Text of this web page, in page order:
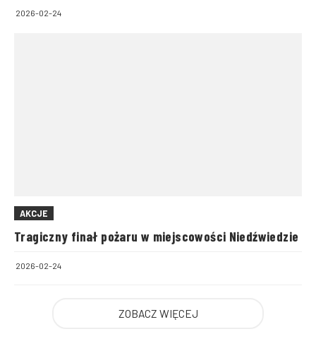
2026-02-24
AKCJE
Tragiczny finał pożaru w miejscowości Niedźwiedzie
2026-02-24
ZOBACZ WIĘCEJ